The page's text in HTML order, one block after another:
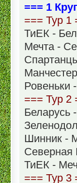
=== 1
=== Тур 1
ТиЕК -
Мечта -
Ровеньки
=== Тур 2
Беларусь
Шинник -
Северная
ТиЕК -
=== Тур 3